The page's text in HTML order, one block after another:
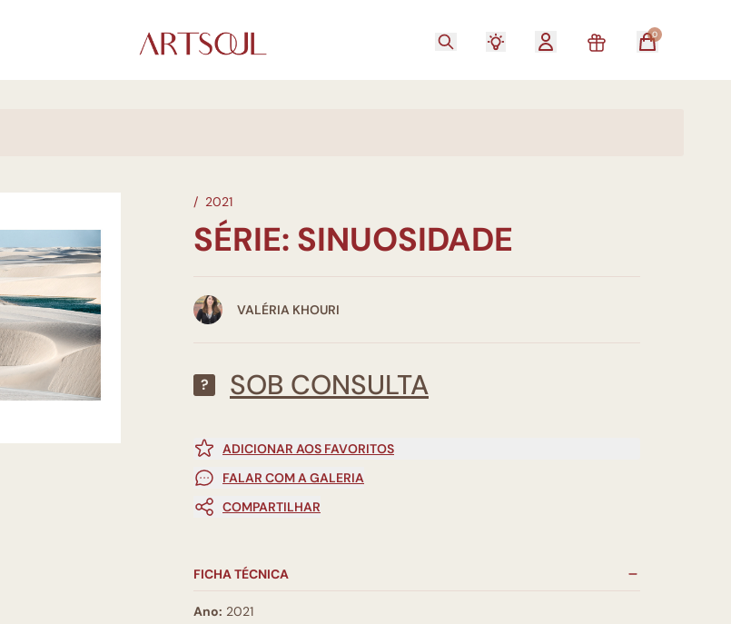
0
/ 2021
SÉRIE: SINUOSIDADE
VALÉRIA KHOURI
? SOB CONSULTA
ADICIONAR AOS FAVORITOS
FALAR COM A GALERIA
COMPARTILHAR
FICHA TÉCNICA
Ano: 2021